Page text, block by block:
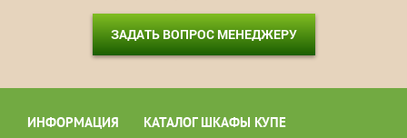
ЗАДАТЬ ВОПРОС МЕНЕДЖЕРУ
ИНФОРМАЦИЯ КАТАЛОГ ШКАФЫ КУПЕ